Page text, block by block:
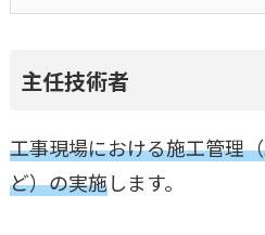
主任技術者
工事現場における施工管理
ど）の実施します。